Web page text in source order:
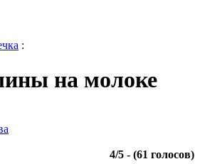
:
на молоке
4/5 - (61 голосов)